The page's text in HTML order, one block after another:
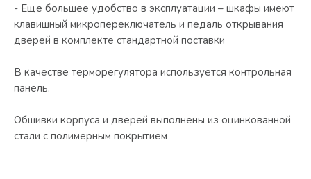
- Еще большее удобство в эксплуатации – шкафы имеют
клавишный микропереключатель и педаль открывания
дверей в комплекте стандартной поставки
В качестве терморегулятора используется контрольная
панель.
Обшивки корпуса и дверей выполнены из оцинкованной
стали с полимерным покрытием